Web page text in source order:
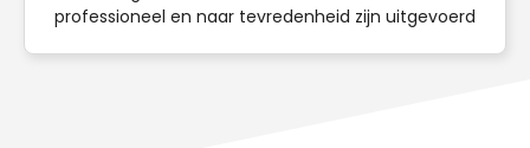
professioneel en naar tevredenheid zijn uitgevoerd